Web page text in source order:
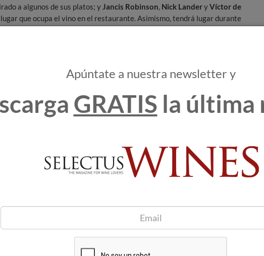
a algunos de sus platos; yJancis Robinson, Nick LanderyVíctor de
que ocupa el vino en el restaurante. Asimismo, tendrá lugar durante
de las bodegas pertenecientes a la asociación internacional
en el que los sumilleres, cocineros, bodegueros y
sobre la armonía entre el vino y la gastronomía. Será una jornada
de la forma más objetiva y científica posible la realidad sobre la
Este congreso será posible gracias a Bodegas Torres y a su gran
del vino.
en tu bandeja de entrada
100% seguro. Nunca te enviaremos
spam.
Apúntate a nuestra newsletter y
GRATIS la última